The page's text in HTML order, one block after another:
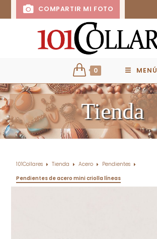
COMPARTIR MI FOTO
0 MENÚ
Tienda
101Collares Tienda Acero
Pendientes
Pendientes de acero mini criolla líneas